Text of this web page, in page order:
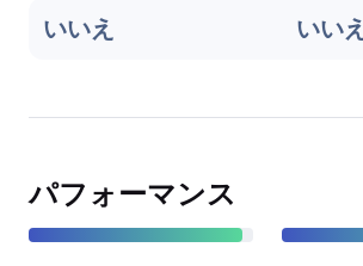
いいえ いいえ
パフォーマンス